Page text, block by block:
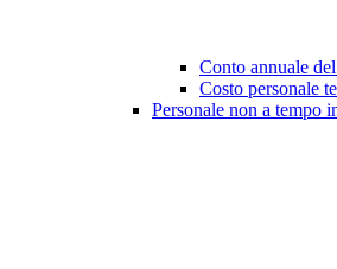
Conto annuale
Costo personale
Personale non a tempo